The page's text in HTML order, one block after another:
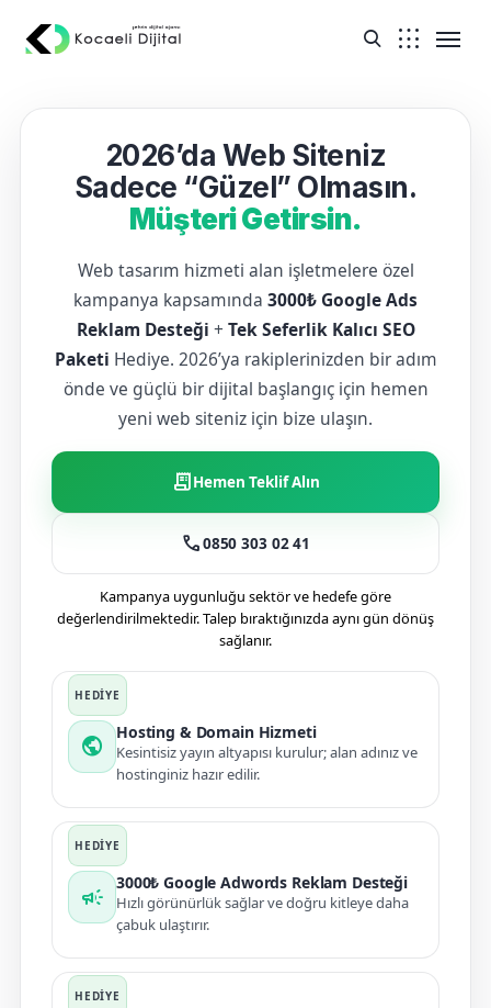
2026’da Web Siteniz
Sadece “Güzel” Olmasın.
Müşteri Getirsin.
Web tasarım hizmeti alan işletmelere özel
kampanya kapsamında 3000₺ Google Ads
Reklam Desteği + Tek Seferlik Kalıcı SEO
Paketi Hediye. 2026’ya rakiplerinizden bir adım
önde ve güçlü bir dijital başlangıç için hemen
yeni web siteniz için bize ulaşın.
receipt_longHemen Teklif Alın
call0850 303 02 41
Kampanya uygunluğu sektör ve hedefe göre
değerlendirilmektedir. Talep bıraktığınızda aynı gün dönüş
sağlanır.
public
Hosting & Domain Hizmeti
Kesintisiz yayın altyapısı kurulur; alan adınız ve
hostinginiz hazır edilir.
campaign
3000₺ Google Adwords Reklam Desteği
Hızlı görünürlük sağlar ve doğru kitleye daha
çabuk ulaştırır.